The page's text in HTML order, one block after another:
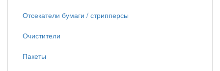
Отсекатели бумаги / стрипперсы
Очистители
Пакеты